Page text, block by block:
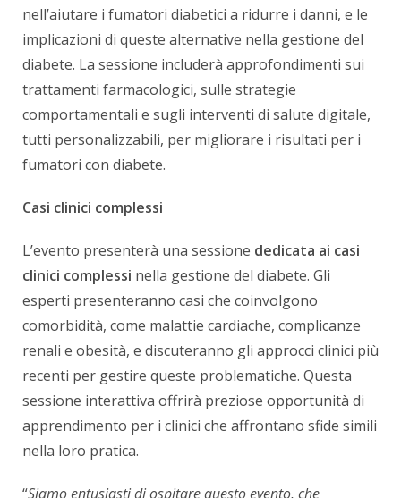
nell’aiutare i fumatori diabetici a ridurre i danni, e le
implicazioni di queste alternative nella gestione del
diabete. La sessione includerà approfondimenti sui
trattamenti farmacologici, sulle strategie
comportamentali e sugli interventi di salute digitale,
tutti personalizzabili, per migliorare i risultati per i
fumatori con diabete.
Casi clinici complessi
L’evento presenterà una sessione dedicata ai casi
clinici complessi nella gestione del diabete. Gli
esperti presenteranno casi che coinvolgono
comorbidità, come malattie cardiache, complicanze
renali e obesità, e discuteranno gli approcci clinici più
recenti per gestire queste problematiche. Questa
sessione interattiva offrirà preziose opportunità di
apprendimento per i clinici che affrontano sfide simili
nella loro pratica.
“Siamo entusiasti di ospitare questo evento, che